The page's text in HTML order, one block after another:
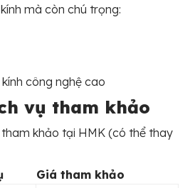
mà còn chú trọng:
công nghệ cao
vụ tham khảo
khảo tại HMK (có thể thay
Giá tham khảo